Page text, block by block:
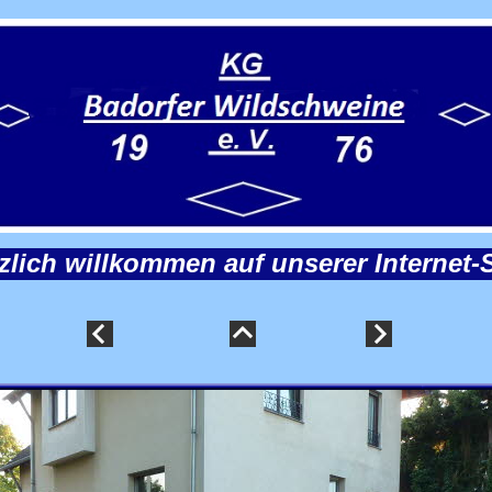
willkommen auf unserer Internet-